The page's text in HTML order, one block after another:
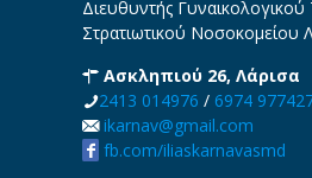
Διευθυντής Γυναικολογικού
Στρατιωτικού Νοσοκομείου
Ασκληπιού 26, Λάρισα
2413 014976 / 6974
ikarnav@gmail.com
fb.com/iliaskarnavasmd